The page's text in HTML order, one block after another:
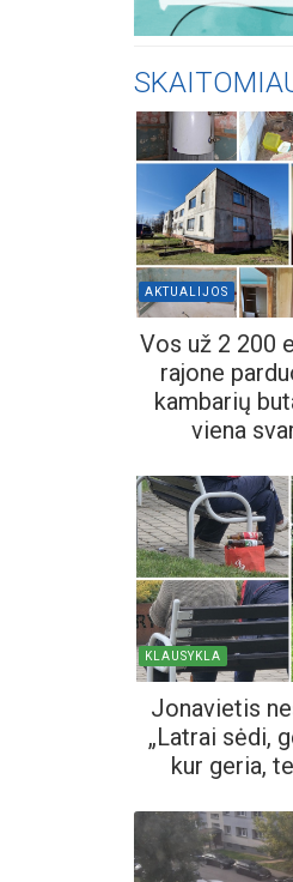
AKTUALIJOS
Vos už 2 200
rajone
kambarių
viena
KLAUSYKLA
Jonavietis
„Latrai sėdi,
kur geria,